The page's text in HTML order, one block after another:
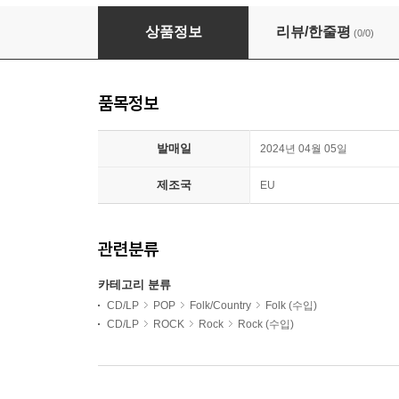
Noah Kahan (노아 카한) - 3집 Stick Season
상품정보 리뷰/한줄평 (0/0)
품목정보
발매일 2024년 04월 05일
제조국 EU
관련분류
카테고리 분류
CD/LP POP Folk/Country
Folk (수입)
CD/LP
ROCK Rock Rock (수입)